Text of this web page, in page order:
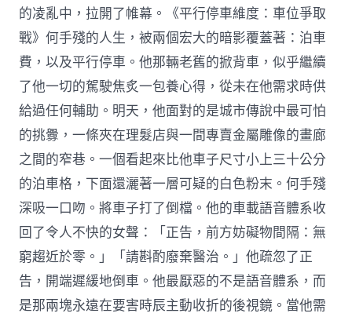
的凌亂中，拉開了帷幕。《平行停車維度：車位爭取
戰》何手殘的人生，被兩個宏大的暗影覆蓋著：泊車
費，以及平行停車。他那輛老舊的掀背車，似乎繼續
了他一切的駕駛焦炙一包養心得，從未在他需求時供
給過任何輔助。明天，他面對的是城市傳說中最可怕
的挑釁，一條夾在理髮店與一間專賣金屬雕像的畫廊
之間的窄巷。一個看起來比他車子尺寸小上三十公分
的泊車格，下面還灑著一層可疑的白色粉末。何手殘
深吸一口吻。將車子打了倒檔。他的車載語音體系收
回了令人不快的女聲：「正告，前方妨礙物間隔：無
窮趨近於零。」「請斟酌廢棄醫治。」他疏忽了正
告，開端遲緩地倒車。他最厭惡的不是語音體系，而
是那兩塊永遠在要害時辰主動收折的後視鏡。當他需